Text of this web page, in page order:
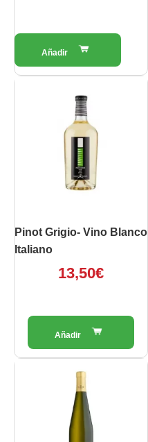
Pinot Grigio- Vino Blanco
Italiano
13,50€